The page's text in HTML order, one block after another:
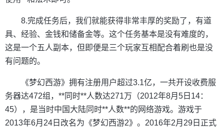
8.完成任务后，我们就能获得非常丰厚的奖励了，有道
具、经验、金钱和储备金等。这个任务基本是没有难度的，
这是一个五人副本，但即便是三个玩家互相配合着刷也是没
有问题的。
《梦幻西游》拥有注册用户超过3.1亿，一共开设收费服
务器达472组，**同时**人数达271万（2012年8月5日14：
45），是当时中国大陆同时**人数**的网络游戏。游戏于
2013年6月24日改名为《梦幻西游2》。2016年2月29日正式